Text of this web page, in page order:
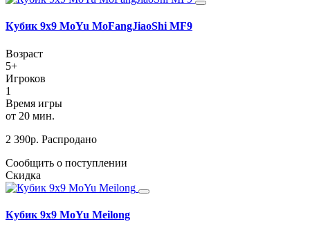
Кубик 9х9 MoYu MoFangJiaoShi MF9
Возраст
5+
Игроков
1
Время игры
от 20 мин.
2 390р. Распродано
Сообщить о поступлении
Скидка
Кубик 9х9 MoYu Meilong